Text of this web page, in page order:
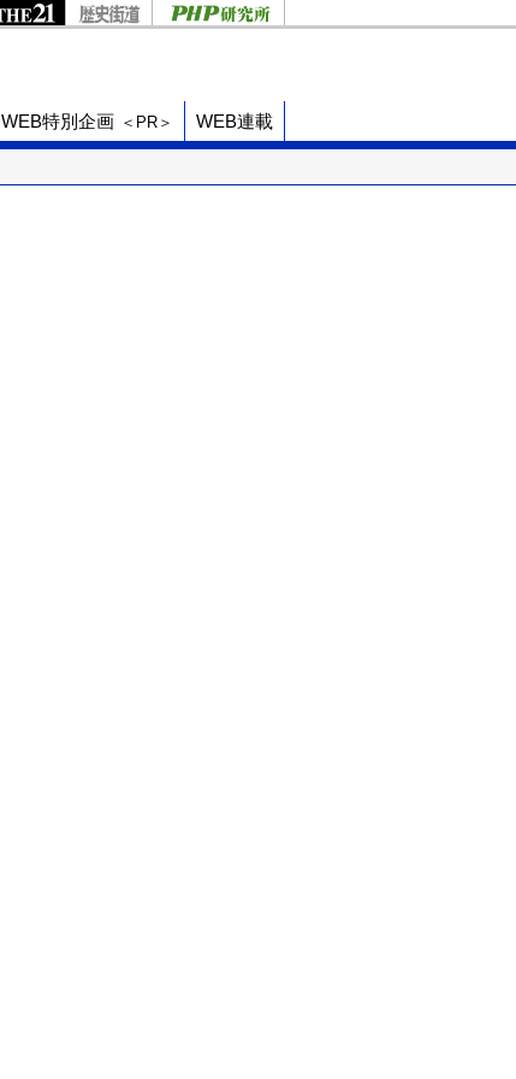
WEB特別企画 ＜PR＞ WEB連載